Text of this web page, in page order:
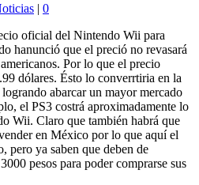
| 0
oficial del Nintendo Wii para
hanunció que el preció no revasará
Por lo que el precio
dólares. Ésto lo converrtiria en la
abarcar un mayor mercado
el PS3 costrá aproximadamente lo
Wii. Claro que también habrá que
en México por lo que aquí el
pero ya saben que deben de
pesos para poder comprarse sus